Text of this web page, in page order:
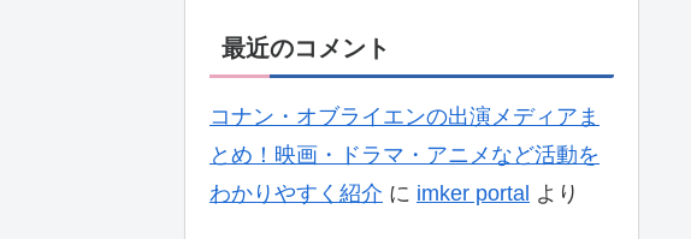
最近のコメント
コナン・オブライエンの出演メディアま
とめ！映画・ドラマ・アニメなど活動を
わかりやすく紹介 に imker portal より